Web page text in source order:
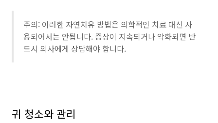
주의: 이러한 자연치유 방법은 의학적인 치료 대신 사
용되어서는 안됩니다. 증상이 지속되거나 악화되면 반
드시 의사에게 상담해야 합니다.
귀 청소와 관리